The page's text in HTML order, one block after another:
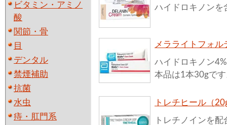
ビタミン・アミノ
酸
関節・骨
目
デンタル
禁煙補助
抗菌
水虫
痔・肛門系
ハイドロキノンを
メラライトフォ
ハイドロキノン
本品は1本30gで
トレチヒール（
トレチノインを